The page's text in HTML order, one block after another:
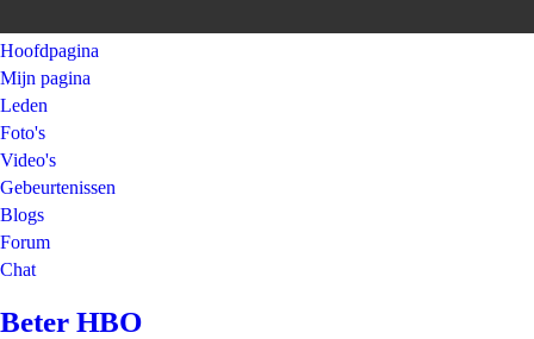
Hoofdpagina
Mijn pagina
Leden
Foto's
Video's
Gebeurtenissen
Blogs
Forum
Chat
Beter HBO